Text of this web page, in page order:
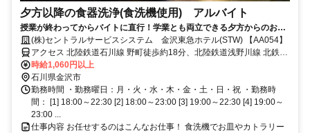
夕方以降の食器洗浄(食洗機使用) アルバイト
授業が終わってからバイトに直行！学業とも両立できる夕方からのお仕
事！(株)セントラルサービスシステム 金沢東急ホテル(STW) 【AA054】
アクセス 北陸鉄道石川線 野町徒歩約18分、北陸鉄道浅野川線 北鉄金
沢A-8口徒歩約24分、連絡バス 金沢徒歩約24分 JR金沢駅東口バスプ
ール8･9番乗り場から北陸鉄道バスで「香林坊」下車して徒歩2分
時給1,060円以上
石川県金沢市
勤務時間 ・勤務曜日：月・火・水・木・金・土・日・祝 ・勤務時
間： [1] 18:00～22:30 [2] 18:00～23:00 [3] 19:00～22:30 [4] 19:00～
23:00 ...
仕事内容 お任せするのはこんなお仕事！ 食洗機でお皿やカトラリー